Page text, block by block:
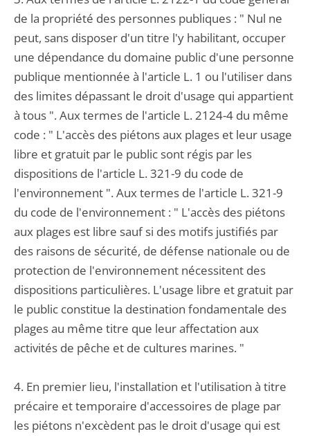
de la propriété des personnes publiques : " Nul ne
peut, sans disposer d'un titre l'y habilitant, occuper
une dépendance du domaine public d'une personne
publique mentionnée à l'article L. 1 ou l'utiliser dans
des limites dépassant le droit d'usage qui appartient
à tous ". Aux termes de l'article L. 2124-4 du même
code : " L'accès des piétons aux plages et leur usage
libre et gratuit par le public sont régis par les
dispositions de l'article L. 321-9 du code de
l'environnement ". Aux termes de l'article L. 321-9
du code de l'environnement : " L'accès des piétons
aux plages est libre sauf si des motifs justifiés par
des raisons de sécurité, de défense nationale ou de
protection de l'environnement nécessitent des
dispositions particulières. L'usage libre et gratuit par
le public constitue la destination fondamentale des
plages au même titre que leur affectation aux
activités de pêche et de cultures marines. "
4. En premier lieu, l'installation et l'utilisation à titre
précaire et temporaire d'accessoires de plage par
les piétons n'excèdent pas le droit d'usage qui est